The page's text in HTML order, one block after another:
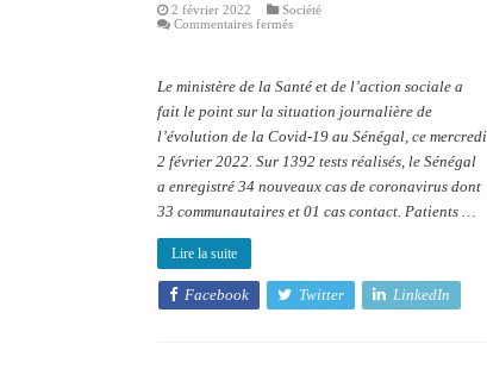
2 février 2022
Société
Commentaires ferméssur
nouveaux
cas
Le ministère de la Santé et de l’action sociale a
fait le point sur la situation journalière de
l’évolution de la Covid-19 au Sénégal, ce mercredi
2 février 2022. Sur 1392 tests réalisés, le Sénégal
a enregistré 34 nouveaux cas de coronavirus dont
33 communautaires et 01 cas contact. Patients …
Lire la suite
Facebook Twitter LinkedIn